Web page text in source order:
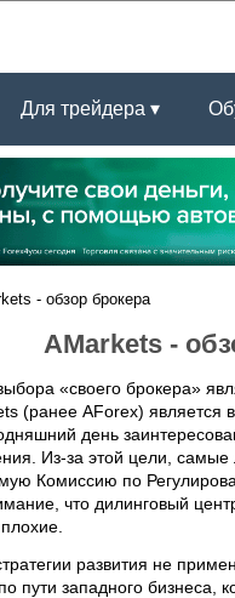
Для трейдера ▾
- обзор брокера
AMarkets -
«своего брокера»
(ранее AForex)
день
Из-за этой цели,
Комиссию по
что дилинговый
развития не
западного бизнеса,